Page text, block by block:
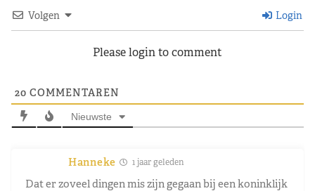
Volgen Login
Please login to comment
20 COMMENTAREN
Nieuwste
Hanneke 1 jaar geleden
Dat er zoveel dingen mis zijn gegaan bij een koninklijk